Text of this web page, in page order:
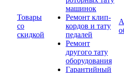
Товары
со
скидкой
машинок
Ремонт клип-
кордов и тату
педалей
Ремонт
другого тату
оборудования
Гарантийный